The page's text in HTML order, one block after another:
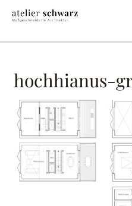
hochhianus-